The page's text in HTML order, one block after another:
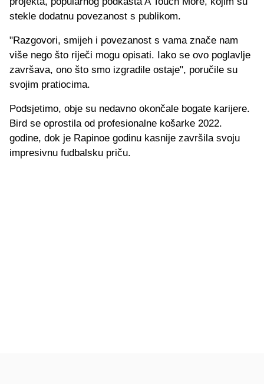
stekle dodatnu povezanost s publikom.
"Razgovori, smijeh i povezanost s vama znače nam
više nego što riječi mogu opisati. Iako se ovo poglavlje
završava, ono što smo izgradile ostaje", poručile su
svojim pratiocima.
Podsjetimo, obje su nedavno okončale bogate karijere.
Bird se oprostila od profesionalne košarke 2022.
godine, dok je Rapinoe godinu kasnije završila svoju
impresivnu fudbalsku priču.